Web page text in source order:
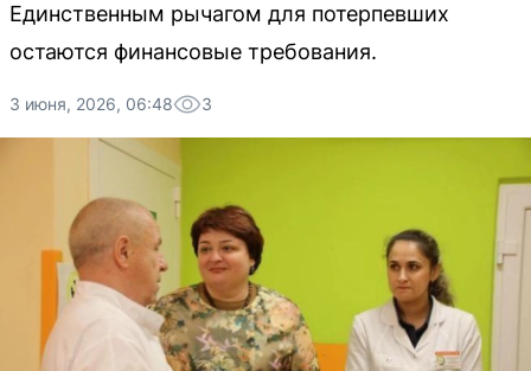
Единственным рычагом для потерпевших
остаются финансовые требования.
3 июня, 2026, 06:48 3